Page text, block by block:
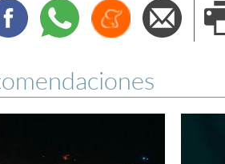
FacebookWhatsappMenéame